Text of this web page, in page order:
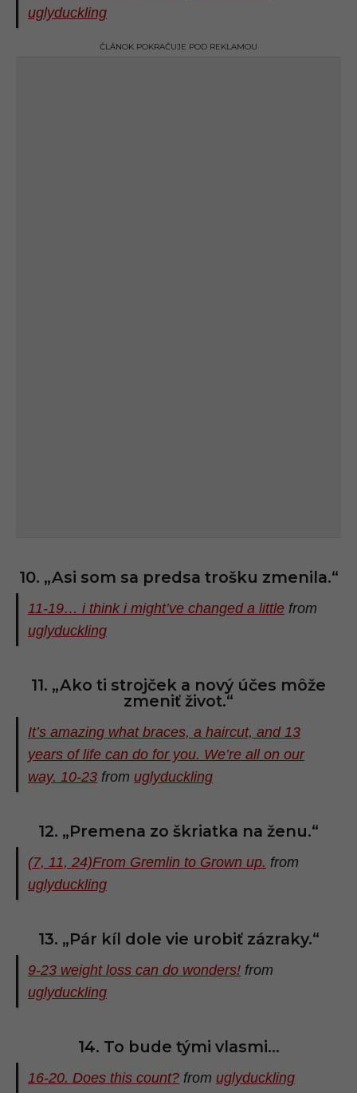
uglyduckling
ČLÁNOK POKRAČUJE POD REKLAMOU
10. „Asi som sa predsa trošku zmenila.“
11-19… i think i might’ve changed a little from
uglyduckling
11. „Ako ti strojček a nový účes môže
zmeniť život.“
It’s amazing what braces, a haircut, and 13
years of life can do for you. We’re all on our
way. 10-23 from uglyduckling
12. „Premena zo škriatka na ženu.“
(7, 11, 24)From Gremlin to Grown up. from
uglyduckling
13. „Pár kíl dole vie urobiť zázraky.“
9-23 weight loss can do wonders! from
uglyduckling
14. To bude tými vlasmi…
16-20. Does this count? from uglyduckling